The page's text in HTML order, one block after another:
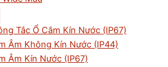
Tắc Ổ Cắm Kín Nước (IP67)
Âm Không Kín Nước (IP44)
Âm Kín Nước (IP67)